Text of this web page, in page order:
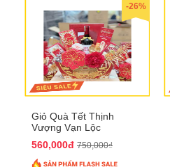
-26%
Giỏ Quà Tết Thịnh
Vượng Vạn Lộc
560,000đ 750,000₫